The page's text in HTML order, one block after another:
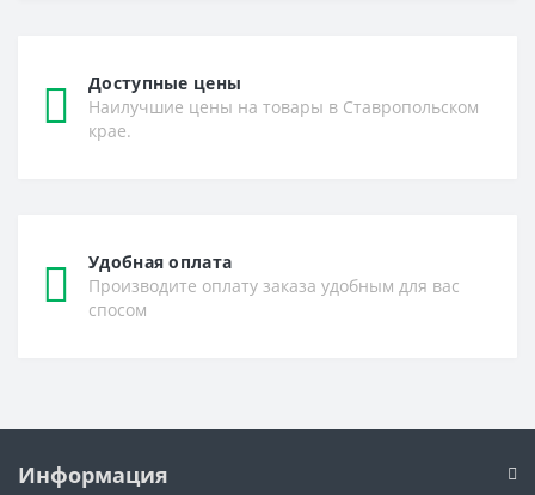
Доступные цены
Наилучшие цены на товары в Ставропольском
крае.
Удобная оплата
Производите оплату заказа удобным для вас
спосом
Информация